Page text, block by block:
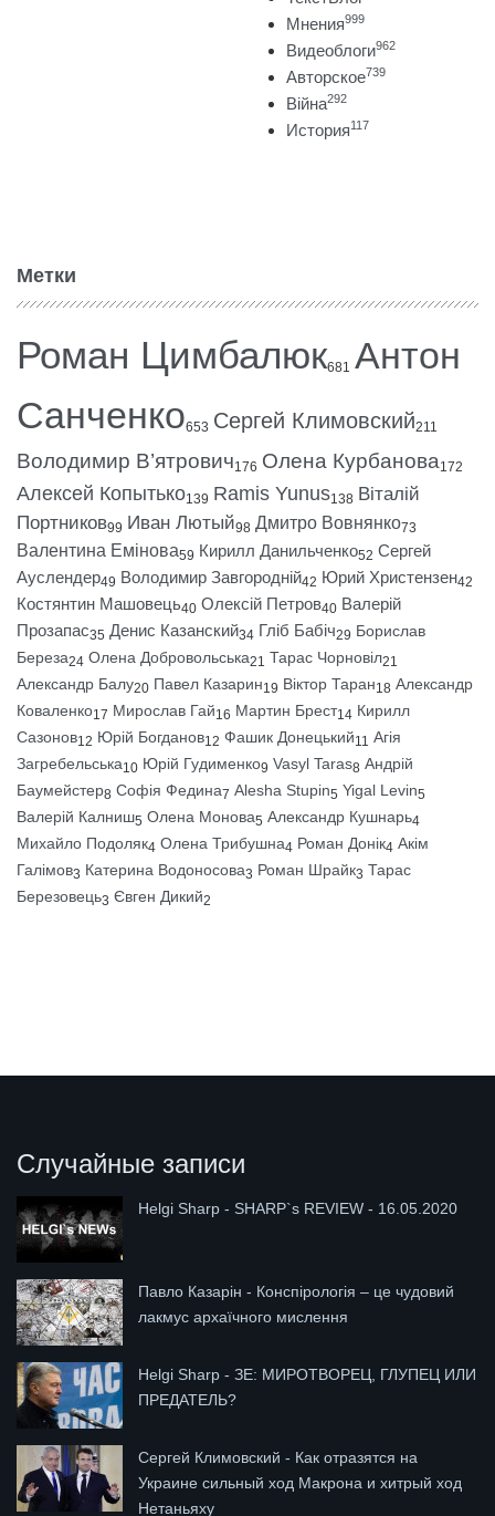
Мнения999
Видеоблоги962
Авторское739
Війна292
История117
Метки
Роман Цимбалюк681 Антон
Санченко653 Сергей Климовский211
Володимир В’ятрович176 Олена Курбанова172
Алексей Копытько139 Ramis Yunus138 Віталій
Портников99 Иван Лютый98 Дмитро Вовнянко73
Валентина Емінова59 Кирилл Данильченко52 Сергей
Ауслендер49 Володимир Завгородній42 Юрий Христензен42
Костянтин Машовець40 Олексій Петров40 Валерій
Прозапас35 Денис Казанский34 Гліб Бабіч29 Борислав
Береза24 Олена Добровольська21 Тарас Чорновіл21
Александр Балу20 Павел Казарин19 Віктор Таран18 Александр
Коваленко17 Мирослав Гай16 Мартин Брест14 Кирилл
Сазонов12 Юрій Богданов12 Фашик Донецький11 Агія
Загребельська10 Юрій Гудименко9 Vasyl Taras8 Андрій
Баумейстер8 Софія Федина7 Alesha Stupin5 Yigal Levin5
Валерій Калниш5 Олена Монова5 Александр Кушнарь4
Михайло Подоляк4 Олена Трибушна4 Роман Донік4 Акім
Галімов3 Катерина Водоносова3 Роман Шрайк3 Тарас
Березовець3 Євген Дикий2
Случайные записи
Helgi Sharp - SHARP`s REVIEW - 16.05.2020
Павло Казарін - Конспірологія – це чудовий
лакмус архаїчного мислення
Helgi Sharp - ЗЕ: МИРОТВОРЕЦ, ГЛУПЕЦ ИЛИ
ПРЕДАТЕЛЬ?
Сергей Климовский - Как отразятся на
Украине сильный ход Макрона и хитрый ход
Нетаньяху